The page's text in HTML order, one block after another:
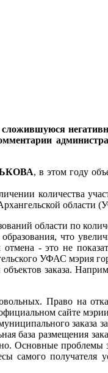
, в этом году
количества
области
области по
что
- это не
УФАС мэрия
заказа.
Право на
сайте
заказа
база размещения
Основные проблемы
самого получателя